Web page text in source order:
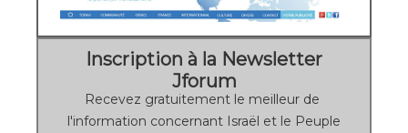
Inscription à la Newsletter
Jforum
Recevez gratuitement le meilleur de
l'information concernant Israël et le Peuple